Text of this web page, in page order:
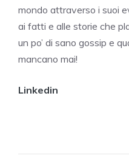
mondo attraverso i suoi
ai fatti e alle storie che
un po’ di sano gossip e
mancano mai!
Linkedin